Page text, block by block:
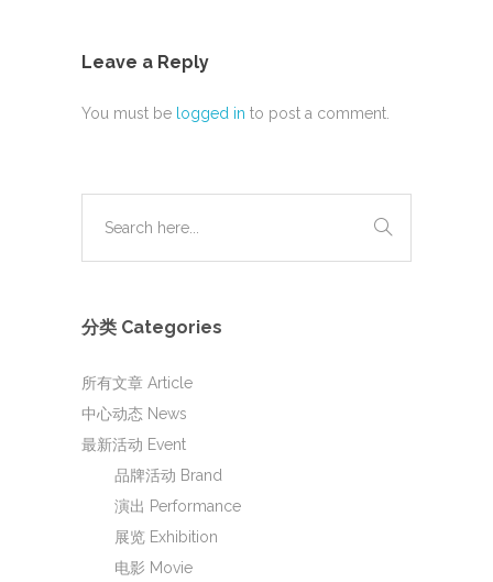
Leave a Reply
You must be logged in to post a comment.
分类 Categories
所有文章 Article
中心动态 News
最新活动 Event
品牌活动 Brand
演出 Performance
展览 Exhibition
电影 Movie